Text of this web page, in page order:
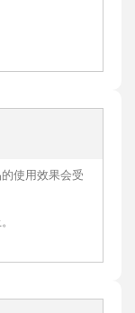
使用效果会受